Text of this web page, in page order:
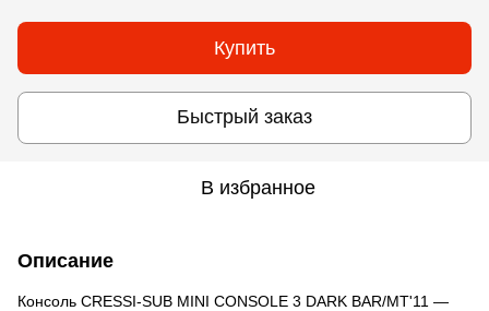
Купить
Быстрый заказ
В избранное
Описание
Консоль CRESSI-SUB MINI CONSOLE 3 DARK BAR/MT'11 —